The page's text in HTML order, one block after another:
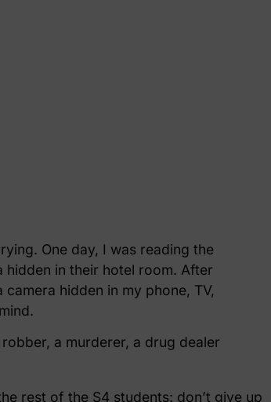
One day, I was reading the
in their hotel room. After
hidden in my phone, TV,
a murderer, a drug dealer
rest of the S4 students: don’t give up